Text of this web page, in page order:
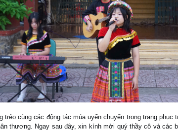
trẻo cùng các động tác múa uyển chuyển trong trang phục
thương. Ngay sau đây, xin kính mời quý thầy cô và các